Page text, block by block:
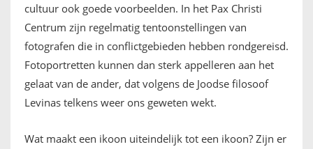
cultuur ook goede voorbeelden. In het Pax Christi
Centrum zijn regelmatig tentoonstellingen van
fotografen die in conflictgebieden hebben rondgereisd.
Fotoportretten kunnen dan sterk appelleren aan het
gelaat van de ander, dat volgens de Joodse filosoof
Levinas telkens weer ons geweten wekt.
Wat maakt een ikoon uiteindelijk tot een ikoon? Zijn er